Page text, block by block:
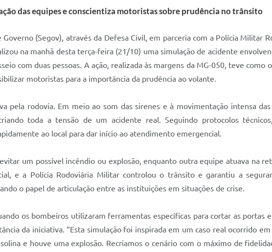
das equipes e conscientiza motoristas sobre prudência no trânsito
(Segov), através da Defesa Civil, em parceria com a Polícia Militar
na manhã desta terça-feira (21/10) uma simulação de acidente
com duas pessoas. A ação, realizada às margens da MG-050, teve como
motoristas para a importância da prudência ao volante.
pela rodovia. Em meio ao som das sirenes e à movimentação intensa
toda a tensão de um acidente real. Seguindo protocolos
ao local para dar início ao atendimento emergencial.
um possível incêndio ou explosão, enquanto outra equipe atuava na
e a Polícia Rodoviária Militar controlou o trânsito e garantiu a
o papel de articulação entre as instituições em situações de crise.
os bombeiros utilizaram ferramentas específicas para cortar as portas
da iniciativa. “Esta simulação foi inspirada em um caso real ocorrido
e houve uma explosão. Recriamos o cenário com o máximo de